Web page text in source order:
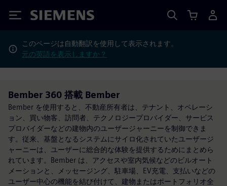
Siemens
このページは自動翻訳を使用して表示されます。
元の英語を表示しますか？
Bember 360 搭載 Bember
Bember を使用すると、不動産所有者は、テナント、オペレーシ
ョン、買い物客、訪問者、テクノロジープロバイダー、サービス
プロバイダーなどの建物内のユーザージャーニーを制御できま
す。従来、基盤となるシステムにサイロ化されていたユーザージ
ャーニーは、ユーザーに総合的な体験を提供するためにまとめら
れています。Bember は、アクセスや室内気候などのビルオート
メーションと、メッセージング、駐車場、EV充電、支払いなどの
ユーザー中心の機能を結び付けて、建物またはポートフォリオ全